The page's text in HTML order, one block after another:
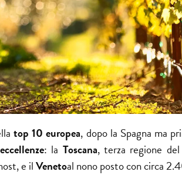
top 10 europea, dopo la Spagna ma
: la Toscana, terza regione
e ilVenetoal nono posto con circa